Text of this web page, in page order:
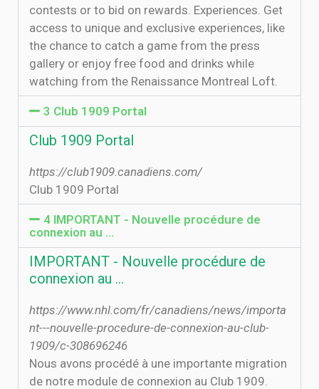
contests or to bid on rewards. Experiences. Get
access to unique and exclusive experiences, like
the chance to catch a game from the press
gallery or enjoy free food and drinks while
watching from the Renaissance Montreal Loft.
3 Club 1909 Portal
Club 1909 Portal
https://club1909.canadiens.com/
Club 1909 Portal
4 IMPORTANT - Nouvelle procédure de
connexion au …
IMPORTANT - Nouvelle procédure de
connexion au …
https://www.nhl.com/fr/canadiens/news/importa
nt---nouvelle-procedure-de-connexion-au-club-
1909/c-308696246
Nous avons procédé à une importante migration
de notre module de connexion au Club 1909.